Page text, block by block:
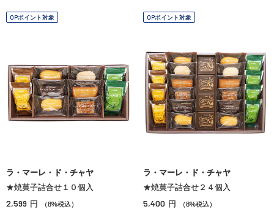
OPポイント対象
ラ・マーレ・ド・チャヤ
★焼菓子詰合せ１０個入
2,599 円 （8%税込）
OPポイント対象
ラ・マーレ・ド・チャヤ
★焼菓子詰合せ２４個入
5,400 円 （8%税込）